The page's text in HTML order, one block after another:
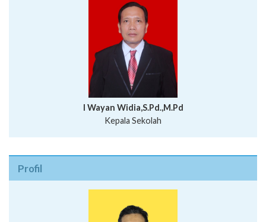
I Wayan Widia,S.Pd.,M.Pd
Kepala Sekolah
Profil